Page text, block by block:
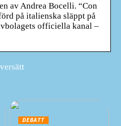
av Andrea Bocelli. “Con
på italienska släppt på
officiella kanal –
DEBATT